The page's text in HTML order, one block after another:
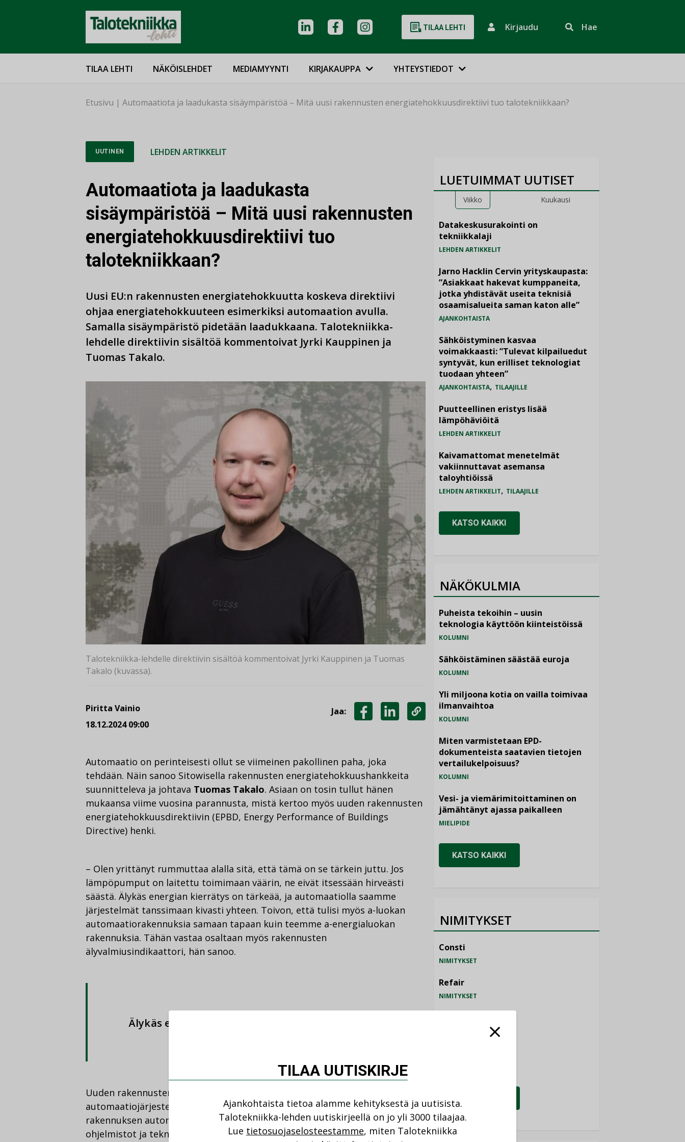
TILAA LEHTI Kirjaudu Hae
TILAA LEHTI NÄKÖISLEHDET MEDIAMYYNTI KIRJAKAUPPA YHTEYSTIEDOT
Etusivu | Automaatiota ja laadukasta sisäympäristöä – Mitä uusi rakennusten energiatehokkuusdirektiivi tuo talotekniikkaan?
UUTINEN LEHDEN ARTIKKELIT
Automaatiota ja laadukasta
sisäympäristöä – Mitä uusi rakennusten
energiatehokkuusdirektiivi tuo
talotekniikkaan?
Uusi EU:n rakennusten energiatehokkuutta koskeva direktiivi
ohjaa energiatehokkuuteen esimerkiksi automaation avulla.
Samalla sisäympäristö pidetään laadukkaana. Talotekniikka-
lehdelle direktiivin sisältöä kommentoivat Jyrki Kauppinen ja
Tuomas Takalo.
Talotekniikka-lehdelle direktiivin sisältöä kommentoivat Jyrki Kauppinen ja Tuomas
Takalo (kuvassa).
Piritta Vainio
18.12.2024 09:00
Jaa:
LINKEDINISSÄ
KOPIOI
LINKKI
Automaatio on perinteisesti ollut se viimeinen pakollinen paha, joka
tehdään. Näin sanoo Sitowisella rakennusten energiatehokkuushankkeita
suunnitteleva ja johtava Tuomas Takalo. Asiaan on tosin tullut hänen
mukaansa viime vuosina parannusta, mistä kertoo myös uuden rakennusten
energiatehokkuusdirektiivin (EPBD, Energy Performance of Buildings
Directive) henki.
– Olen yrittänyt rummuttaa alalla sitä, että tämä on se tärkein juttu. Jos
lämpöpumput on laitettu toimimaan väärin, ne eivät itsessään hirveästi
säästä. Älykäs energian kierrätys on tärkeää, ja automaatiolla saamme
järjestelmät tanssimaan kivasti yhteen. Toivon, että tulisi myös a-luokan
automaatiorakennuksia samaan tapaan kuin teemme a-energialuokan
rakennuksia. Tähän vastaa osaltaan myös rakennusten
älyvalmiusindikaattori, hän sanoo.
Älykäs energian kierrätys on tärkeää.
Uuden rakennusten energiatehokkuusdirektiivin myötä
automaatiojärjestelmien käyttöä laajennetaan. Direktiivi määrittelee
rakennuksen automaatio- ja ohjausjärjestelmät: ne kattavat tuotteet,
ohjelmistot ja tekniset palvelut, jotka voivat tukea rakennuksen teknisten
LUETUIMMAT UUTISET
Viikko Kuukausi
Datakeskusurakointi on
tekniikkalaji
LEHDEN ARTIKKELIT
Jarno Hacklin Cervin yrityskaupasta:
”Asiakkaat hakevat kumppaneita,
jotka yhdistävät useita teknisiä
osaamisalueita saman katon alle”
AJANKOHTAISTA
Sähköistyminen kasvaa
voimakkaasti: ”Tulevat kilpailuedut
syntyvät, kun erilliset teknologiat
tuodaan yhteen”
AJANKOHTAISTA, TILAAJILLE
Puutteellinen eristys lisää
lämpöhäviöitä
LEHDEN ARTIKKELIT
Kaivamattomat menetelmät
vakiinnuttavat asemansa
taloyhtiöissä
LEHDEN ARTIKKELIT, TILAAJILLE
KATSO KAIKKI
NÄKÖKULMIA
Puheista tekoihin – uusin
teknologia käyttöön kiinteistöissä
KOLUMNI
Sähköistäminen säästää euroja
KOLUMNI
Yli miljoona kotia on vailla toimivaa
ilmanvaihtoa
KOLUMNI
Miten varmistetaan EPD-
dokumenteista saatavien tietojen
vertailukelpoisuus?
KOLUMNI
Vesi- ja viemärimitoittaminen on
jämähtänyt ajassa paikalleen
MIELIPIDE
KATSO KAIKKI
NIMITYKSET
Consti
NIMITYKSET
Refair
NIMITYKSET
KATSO KAIKKI
TILAA UUTISKIRJE
Ajankohtaista tietoa alamme kehityksestä ja uutisista.
Talotekniikka-lehden uutiskirjeellä on jo yli 3000 tilaajaa.
Lue tietosuojaselosteestamme, miten Talotekniikka